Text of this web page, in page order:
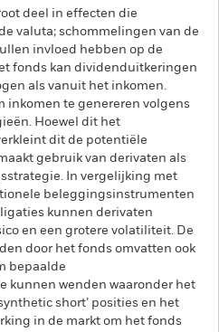
deel in effecten die
valuta; schommelingen van de
invloed hebben op de
fonds kan dividenduitkeringen
als vanuit het inkomen.
inkomen te genereren volgens
Hoewel dit het
dit de potentiële
gebruik van derivaten als
In vergelijking met
beleggingsinstrumenten
kunnen derivaten
en een grotere volatiliteit. De
door het fonds omvatten ook
bepaalde
kunnen wenden waaronder het
short’ posities en het
in de markt om het fonds